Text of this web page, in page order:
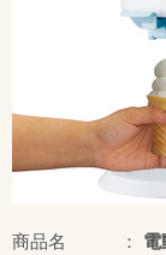
商品名 ： 電